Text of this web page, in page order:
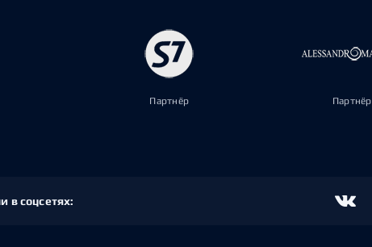
Партнёр Партнёр
в соцсетях: